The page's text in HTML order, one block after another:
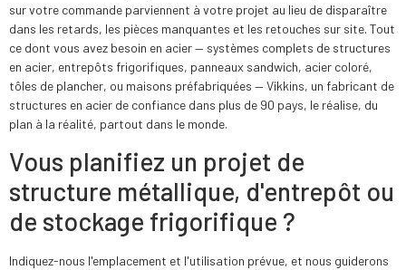
sur votre commande parviennent à votre projet au lieu de disparaître
dans les retards, les pièces manquantes et les retouches sur site. Tout
ce dont vous avez besoin en acier — systèmes complets de structures
en acier, entrepôts frigorifiques, panneaux sandwich, acier coloré,
tôles de plancher, ou maisons préfabriquées — Vikkins, un fabricant de
structures en acier de confiance dans plus de 90 pays, le réalise, du
plan à la réalité, partout dans le monde.
Vous planifiez un projet de
structure métallique, d'entrepôt ou
de stockage frigorifique ?
Indiquez-nous l'emplacement et l'utilisation prévue, et nous guiderons